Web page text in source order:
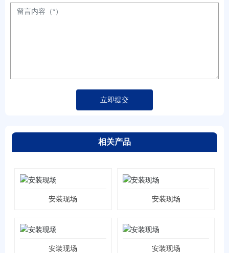
立即提交
相关产品
安装现场 安装现场
安装现场 安装现场